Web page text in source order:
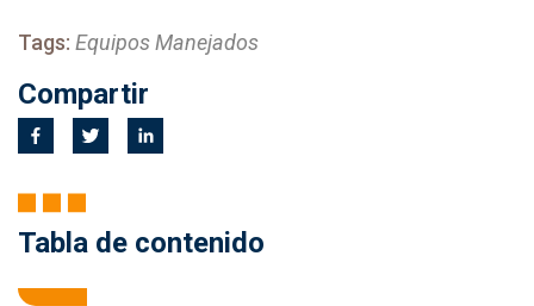
Tags: Equipos Manejados
Compartir
Tabla de contenido